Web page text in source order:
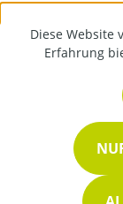
Diese Website
Erfahrung